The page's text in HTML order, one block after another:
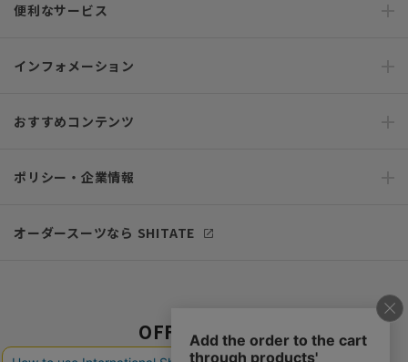
便利なサービス
インフォメーション
おすすめコンテンツ
ポリシー・企業情報
オーダースーツなら SHITATE
OFFICIAL SNS